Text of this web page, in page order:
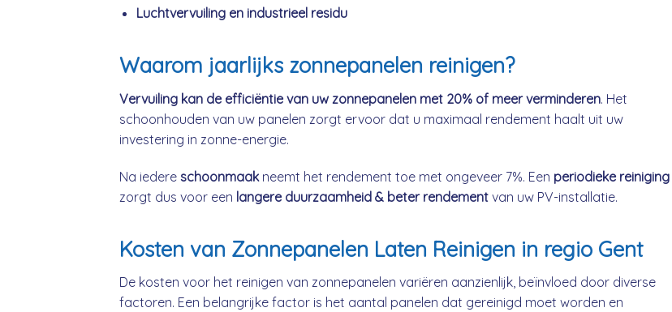
Luchtvervuiling en industrieel residu
Waarom jaarlijks zonnepanelen reinigen?
Vervuiling kan de efficiëntie van uw zonnepanelen met 20% of meer verminderen. Het
schoonhouden van uw panelen zorgt ervoor dat u maximaal rendement haalt uit uw
investering in zonne-energie.
Na iedere schoonmaakneemt het rendement toe met ongeveer 7%. Een periodieke reiniging
zorgt dus voor een langere duurzaamheid & beter rendement van uw PV-installatie.
Kosten van Zonnepanelen Laten Reinigen in regio Gent
De kosten voor het reinigen van zonnepanelen variëren aanzienlijk, beïnvloed door diverse
factoren. Een belangrijke factor is het aantal panelen dat gereinigd moet worden en